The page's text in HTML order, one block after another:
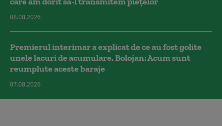
08.08.2026
Premierul interimar a explicat de ce au fost golite
unele lacuri de acumulare. Bolojan: Acum sunt
reumplute aceste baraje
07.08.2026